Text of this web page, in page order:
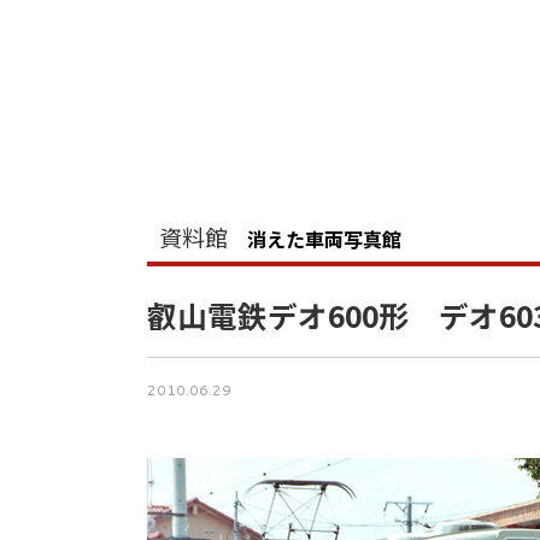
資料館 消えた車両写真館
叡山電鉄デオ600形 デオ
2010.06.29